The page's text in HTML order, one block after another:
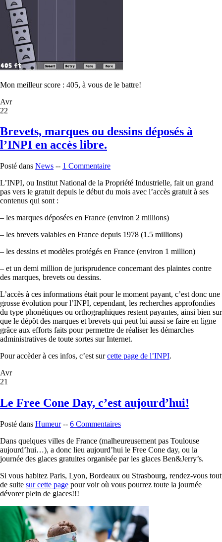
Mon meilleur score : 405, à vous de le battre!
Avr
22
Brevets, marques ou dessins déposés à
l’INPI en accès libre.
Posté dans News -- 1 Commentaire
L’INPI, ou Institut National de la Propriété Industrielle, fait un grand
pas vers le gratuit depuis le début du mois avec l’accès gratuit à ses
contenus qui sont :
– les marques déposées en France (environ 2 millions)
– les brevets valables en France depuis 1978 (1.5 millions)
– les dessins et modèles protégés en France (environ 1 million)
– et un demi million de jurisprudence concernant des plaintes contre
des marques, brevets ou dessins.
L’accès à ces informations était pour le moment payant, c’est donc une
grosse évolution pour l’INPI, cependant, les recherches approfondies
du type phonétiques ou orthographiques restent payantes, ainsi bien sur
que le dépôt des marques et brevets qui peut lui aussi se faire en ligne
grâce aux efforts faits pour permettre de réaliser les démarches
administratives de toute sortes sur Internet.
Pour accèder à ces infos, c’est surcette page de l’INPI.
Avr
21
Le Free Cone Day, c’est aujourd’hui!
Posté dans Humeur-- 6 Commentaires
Dans quelques villes de France (malheureusement pas Toulouse
aujourd’hui…), a donc lieu aujourd’hui le Free Cone day, ou la
journée des glaces gratuites organisée par les glaces Ben&Jerry’s.
Si vous habitez Paris, Lyon, Bordeaux ou Strasbourg, rendez-vous tout
de suite sur cette page pour voir où vous pourrez toute la journée
dévorer plein de glaces!!!